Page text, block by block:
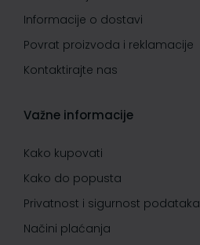
Informacije o dostavi
Povrat proizvoda i reklamacije
Kontaktirajte nas
Važne informacije
Kako kupovati
Kako do popusta
Privatnost i sigurnost podataka
Načini plaćanja